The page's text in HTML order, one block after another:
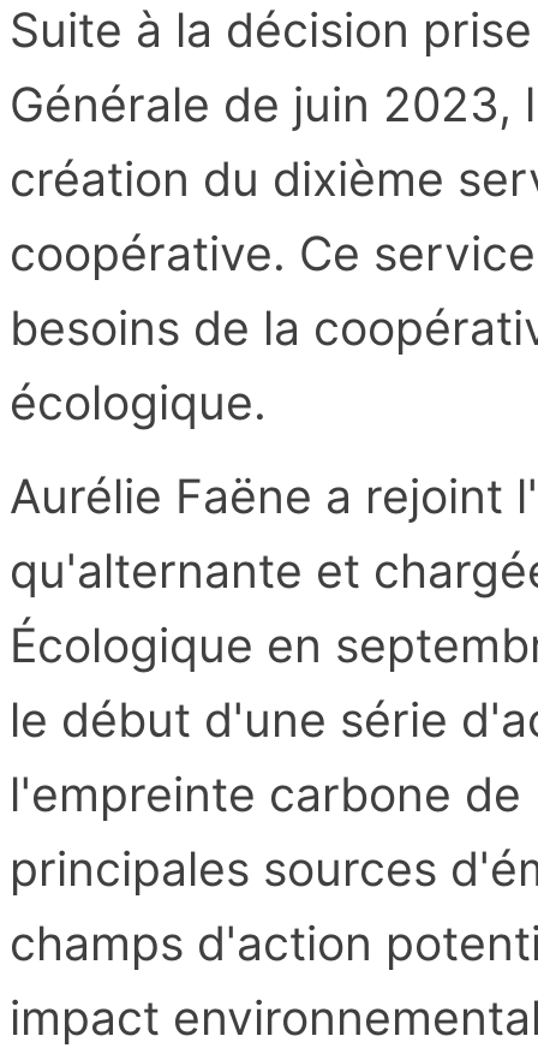
Suite à la décision
Générale de juin 2023,
création du dixième
coopérative. Ce
besoins de la
écologique.
Aurélie Faëne a rejoint
qu'alternante et
Écologique en
le début d'une série
l'empreinte carbone
principales sources
champs d'action
impact